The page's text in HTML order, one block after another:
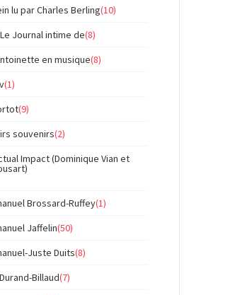
lu par Charles Berling(10)
Journal intime de(8)
en musique(8)
(1)
(9)
souvenirs(2)
Impact (Dominique Vian et
Brossard-Ruffey(1)
Jaffelin(50)
Juste Duits(8)
Billaud(7)